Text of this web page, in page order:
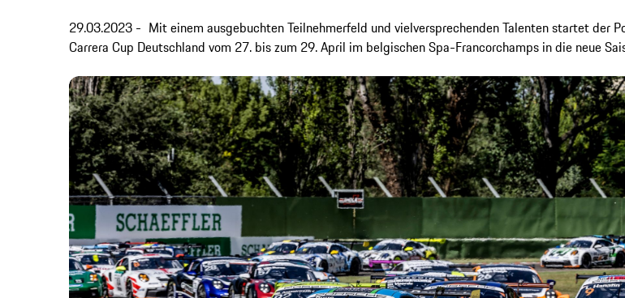
29.03.2023
Mit einem ausgebuchten Teilnehmerfeld und vielversprechenden Talenten startet der
Carrera Cup Deutschland vom 27. bis zum 29. April im belgischen Spa-Francorchamps in die neue